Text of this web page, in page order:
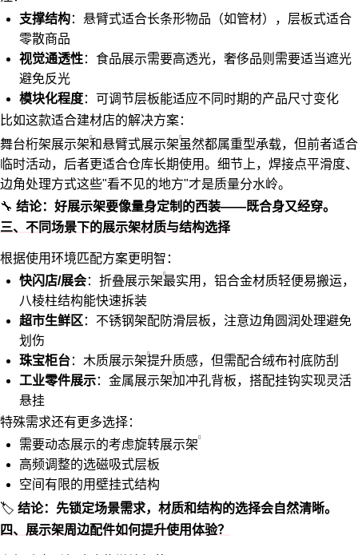
支撑结构：悬臂式适合长条形物品（如管材），层板式适合
零散商品
视觉通透性：食品展示需要高透光，奢侈品则需要适当遮光
避免反光
模块化程度：可调节层板能适应不同时期的产品尺寸变化
比如这款适合建材店的解决方案：
舞台桁架展示架和悬臂式展示架虽然都属重型承载，但前者适合
临时活动，后者更适合仓库长期使用。细节上，焊接点平滑度、
边角处理方式这些"看不见的地方"才是质量分水岭。
🔧 结论：好展示架要像量身定制的西装——既合身又经穿。
三、不同场景下的展示架材质与结构选择
根据使用环境匹配方案更明智：
快闪店/展会： 折叠展示架最实用，铝合金材质轻便易搬运，
八棱柱结构能快速拆装
超市生鲜区 ：不锈钢架配防滑层板，注意边角圆润处理避免
划伤
珠宝柜台： 木质展示架提升质感，但需配合绒布衬底防刮
工业零件展示： 金属展示架加冲孔背板，搭配挂钩实现灵活
悬挂
特殊需求还有更多选择：
需要动态展示的考虑旋转展示架
高频调整的选磁吸式层板
空间有限的用壁挂式结构
🏷️ 结论：先锁定场景需求，材质和结构的选择会自然清晰。
四、展示架周边配件如何提升使用体验？